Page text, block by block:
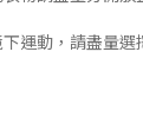
運動，請盡量